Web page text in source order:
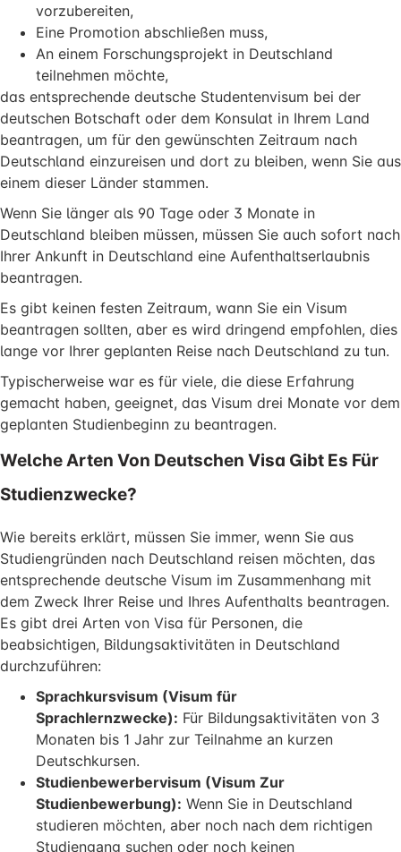
vorzubereiten,
Eine Promotion abschließen muss,
An einem Forschungsprojekt in Deutschland
teilnehmen möchte,
das entsprechende deutsche Studentenvisum bei der
deutschen Botschaft oder dem Konsulat in Ihrem Land
beantragen, um für den gewünschten Zeitraum nach
Deutschland einzureisen und dort zu bleiben, wenn Sie aus
einem dieser Länder stammen.
Wenn Sie länger als 90 Tage oder 3 Monate in
Deutschland bleiben müssen, müssen Sie auch sofort nach
Ihrer Ankunft in Deutschland eine Aufenthaltserlaubnis
beantragen.
Es gibt keinen festen Zeitraum, wann Sie ein Visum
beantragen sollten, aber es wird dringend empfohlen, dies
lange vor Ihrer geplanten Reise nach Deutschland zu tun.
Typischerweise war es für viele, die diese Erfahrung
gemacht haben, geeignet, das Visum drei Monate vor dem
geplanten Studienbeginn zu beantragen.
Welche Arten Von Deutschen Visa Gibt Es Für
Studienzwecke?
Wie bereits erklärt, müssen Sie immer, wenn Sie aus
Studiengründen nach Deutschland reisen möchten, das
entsprechende deutsche Visum im Zusammenhang mit
dem Zweck Ihrer Reise und Ihres Aufenthalts beantragen.
Es gibt drei Arten von Visa für Personen, die
beabsichtigen, Bildungsaktivitäten in Deutschland
durchzuführen:
Sprachkursvisum (Visum für
Sprachlernzwecke): Für Bildungsaktivitäten von 3
Monaten bis 1 Jahr zur Teilnahme an kurzen
Deutschkursen.
Studienbewerbervisum (Visum Zur
Studienbewerbung): Wenn Sie in Deutschland
studieren möchten, aber noch nach dem richtigen
Studiengang suchen oder noch keinen